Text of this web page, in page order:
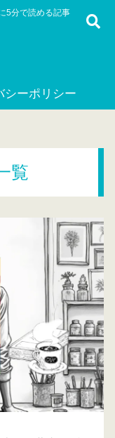
5分で読める記事
シーポリシー
覧